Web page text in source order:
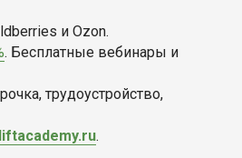
и Ozon.
. Бесплатные вебинары и
трудоустройство,
liftacademy.ru.